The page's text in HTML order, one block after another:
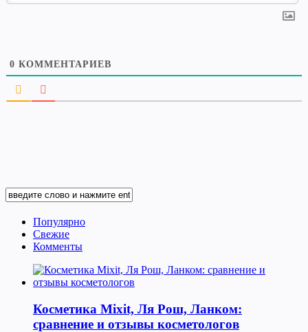
0 КОММЕНТАРИЕВ
Популярно
Свежие
Комменты
Косметика Мixit, Ля Рош, Ланком:
сравнение и отзывы косметологов